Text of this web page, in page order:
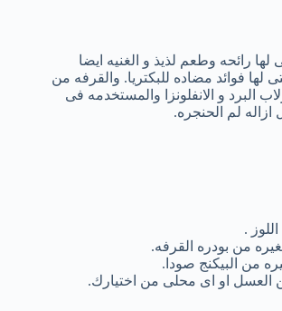
لها رائحه وطعم لذيذ و الغنيه ايضا
لها فوائد مضاده للبكتريا. والقرفه من
البرد و الانفلونزا والمستخدمه فى
لم الحنجره.
.
من بودره القرفه.
من البيكنج صودا.
العسل او اى محلى من اختيارك.